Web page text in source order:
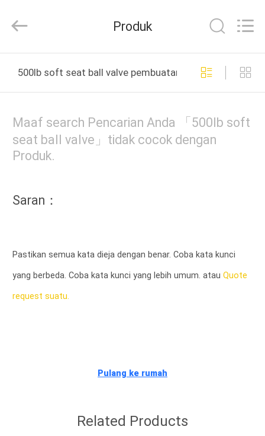
RUMAH
VIDEO
KITA
PABRIK
KONTROL
Enterprise
Management
All
Reserved.
Produk
500lb soft seat ball valve pembuatan online
Maaf search Pencarian Anda 「500lb soft
seat ball valve」tidak cocok dengan
Produk.
Saran：
Pastikan semua kata dieja dengan benar. Coba kata kunci
yang berbeda. Coba kata kunci yang lebih umum. atau Quote
request suatu.
Pulang ke rumah
Related Products